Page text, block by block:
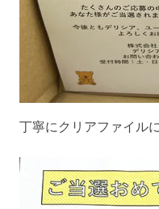
丁寧にクリアファイル